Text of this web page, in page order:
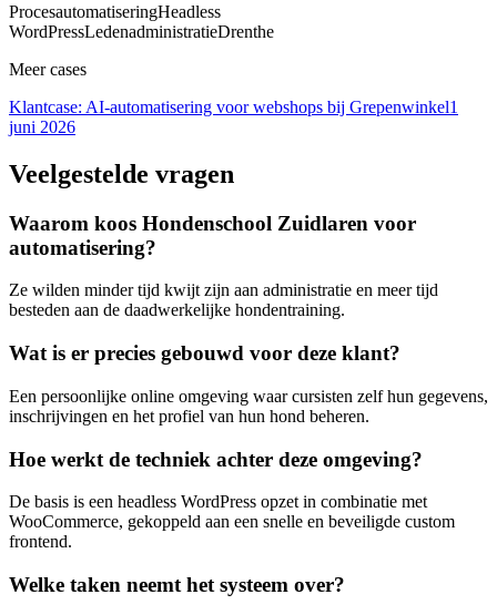
ProcesautomatiseringHeadless
WordPressLedenadministratieDrenthe
Meer cases
Klantcase: AI-automatisering voor webshops bij Grepenwinkel1
juni 2026
Veelgestelde vragen
Waarom koos Hondenschool Zuidlaren voor
automatisering?
Ze wilden minder tijd kwijt zijn aan administratie en meer tijd
besteden aan de daadwerkelijke hondentraining.
Wat is er precies gebouwd voor deze klant?
Een persoonlijke online omgeving waar cursisten zelf hun gegevens,
inschrijvingen en het profiel van hun hond beheren.
Hoe werkt de techniek achter deze omgeving?
De basis is een headless WordPress opzet in combinatie met
WooCommerce, gekoppeld aan een snelle en beveiligde custom
frontend.
Welke taken neemt het systeem over?